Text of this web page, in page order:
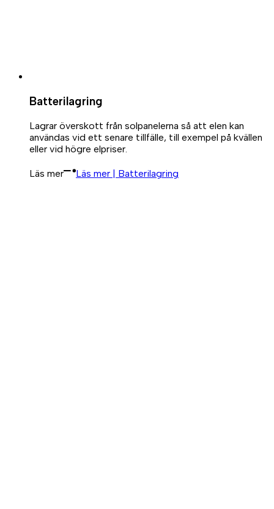
Batterilagring
Lagrar överskott från solpanelerna så att elen kan
användas vid ett senare tillfälle, till exempel på kvällen
eller vid högre elpriser.
Läs mer Läs mer | Batterilagring